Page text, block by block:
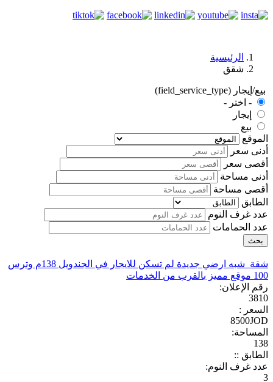
user
login
مسار
التنقل
الرئيسية
شقق
بيع/إيجار (field_service_type)
- اختر -
إيجار
بيع
الموقع
أدنى سعر
أقصى سعر
أدنى مساحة
أقصى مساحة
الطابق
عدد غرف النوم
عدد الحمامات
شقة شبه ارضي جديدة لم تسكن للايجار في الجندويل 138م وترس
100 موقع مميز بالقرب من الخدمات
رقم الإعلان:
3810
السعر :
8500JOD
المساحة:
138
الطابق ::
عدد غرف النوم:
3